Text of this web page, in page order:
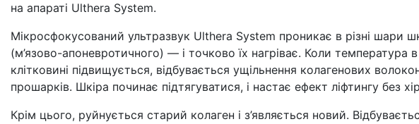
на апараті Ulthera System.
Мікросфокусований ультразвук Ulthera System проникає в різні шари
(м’язово-апоневротичного) — і точково їх нагріває. Коли температура
клітковині підвищується, відбувається ущільнення колагенових
прошарків. Шкіра починає підтягуватися, і настає ефект ліфтингу без
Крім цього, руйнується старий колаген і з’являється новий.